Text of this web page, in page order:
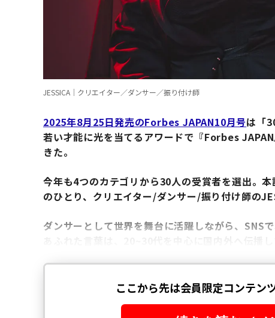
JESSICA｜クリエイター／ダンサー／振り付け師
2025年8月25日発売のForbes JAPAN10月号は「
若い才能に光を当てるアワードで『Forbes
きた。
今年も4つのカテゴリから30人の受賞者を選出。
のひとり、クリエイター/ダンサー/振り付け師の
ダンサーとして世界を舞台に活躍しながら、SNS
あふれた言葉は、20~30代を中心に国内外へ伝播